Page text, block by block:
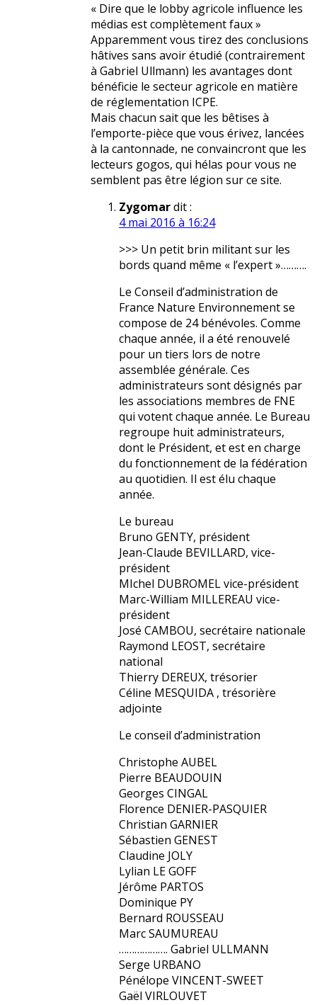
« Dire que le lobby agricole influence les
médias est complètement faux »
Apparemment vous tirez des conclusions
hâtives sans avoir étudié (contrairement
à Gabriel Ullmann) les avantages dont
bénéficie le secteur agricole en matière
de réglementation ICPE.
Mais chacun sait que les bêtises à
l’emporte-pièce que vous érivez, lancées
à la cantonnade, ne convaincront que les
lecteurs gogos, qui hélas pour vous ne
semblent pas être légion sur ce site.
Zygomardit :
4 mai 2016 à 16:24
>>> Un petit brin militant sur les
bords quand même « l’expert »……….
Le Conseil d’administration de
France Nature Environnement se
compose de 24 bénévoles. Comme
chaque année, il a été renouvelé
pour un tiers lors de notre
assemblée générale. Ces
administrateurs sont désignés par
les associations membres de FNE
qui votent chaque année. Le Bureau
regroupe huit administrateurs,
dont le Président, et est en charge
du fonctionnement de la fédération
au quotidien. Il est élu chaque
année.
Le bureau
Bruno GENTY, président
Jean-Claude BEVILLARD, vice-
président
MIchel DUBROMEL vice-président
Marc-William MILLEREAU vice-
président
José CAMBOU, secrétaire nationale
Raymond LEOST, secrétaire
national
Thierry DEREUX, trésorier
Céline MESQUIDA , trésorière
adjointe
Le conseil d’administration
Christophe AUBEL
Pierre BEAUDOUIN
Georges CINGAL
Florence DENIER-PASQUIER
Christian GARNIER
Sébastien GENEST
Claudine JOLY
Lylian LE GOFF
Jérôme PARTOS
Dominique PY
Bernard ROUSSEAU
Marc SAUMUREAU
………………. Gabriel ULLMANN
Serge URBANO
Pénélope VINCENT-SWEET
Gaël VIRLOUVET